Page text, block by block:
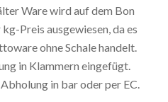
Ware wird auf dem Bon
Preis ausgewiesen, da es
ohne Schale handelt.
in Klammern eingefügt.
in bar oder per EC.